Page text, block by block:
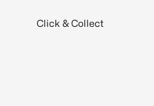
Click & Collect